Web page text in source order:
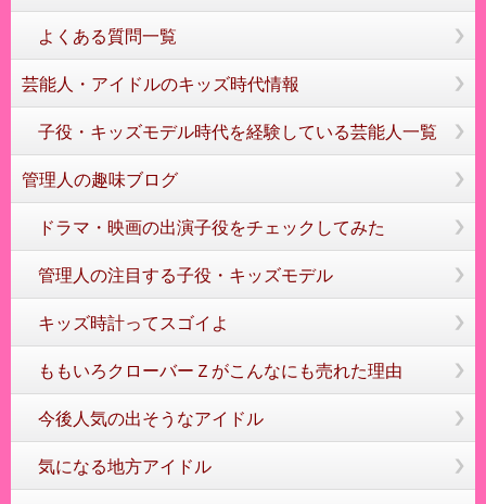
よくある質問一覧
芸能人・アイドルのキッズ時代情報
子役・キッズモデル時代を経験している芸能人一覧
管理人の趣味ブログ
ドラマ・映画の出演子役をチェックしてみた
管理人の注目する子役・キッズモデル
キッズ時計ってスゴイよ
ももいろクローバーＺがこんなにも売れた理由
今後人気の出そうなアイドル
気になる地方アイドル